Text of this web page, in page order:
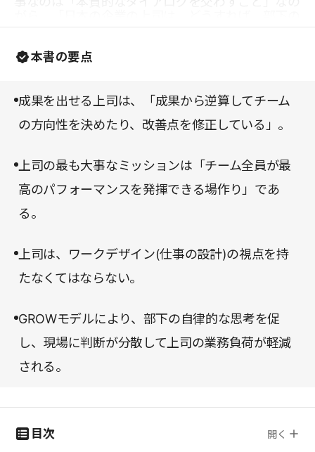
だ。それは部下を「一人の人間」として見ることで
ある。Googleでの人材育成を牽引し、HR分野での
感といえる。
的である。一流のビジネスパーソンの行動を知悉し
だ。ぜひ、刮目してご一読いただきたい。
本書の要点
成果を出せる上司は、「成果から逆算してチーム
の方向性を決めたり、改善点を修正している」。
上司の最も大事なミッションは「チーム全員が最
高のパフォーマンスを発揮できる場作り」であ
る。
上司は、ワークデザイン(仕事の設計)の視点を持
たなくてはならない。
GROWモデルにより、部下の自律的な思考を促
し、現場に判断が分散して上司の業務負荷が軽減
される。
目次 開く